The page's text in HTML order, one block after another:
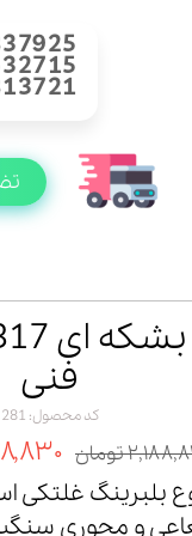
فنی
کد محصول: 281
تومان
21317 یک نوع
و محوری